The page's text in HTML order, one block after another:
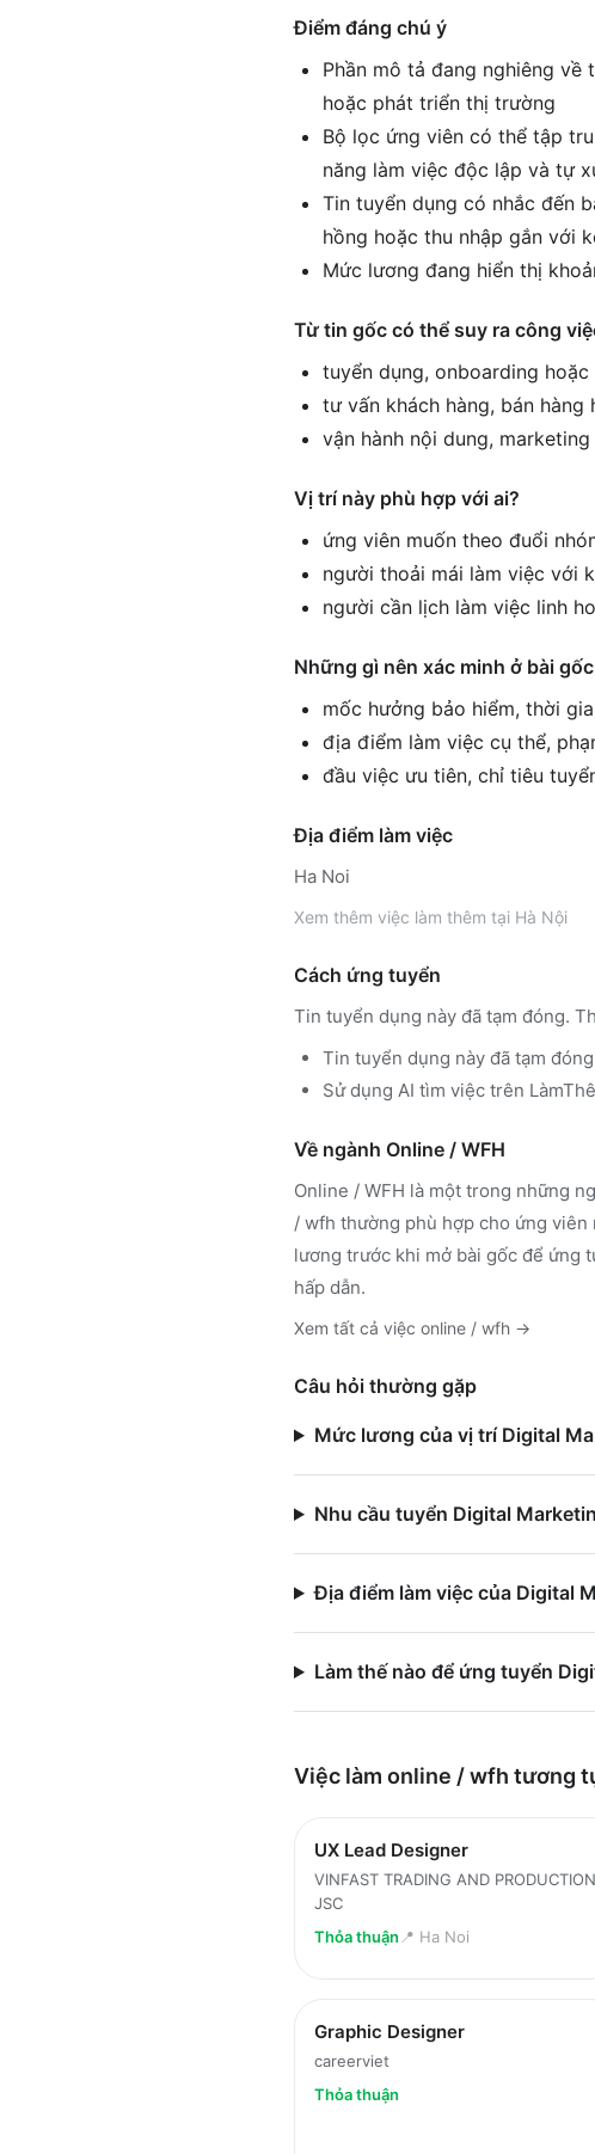
Điểm đáng chú ý
Phần mô tả đang nghiêng về
hoặc phát triển thị trường
Bộ lọc ứng viên có thể tập
năng làm việc độc lập và tự
Tin tuyển dụng có nhắc đến
hồng hoặc thu nhập gắn với
Mức lương đang hiển thị
Từ tin gốc có thể suy ra công
tuyển dụng, onboarding
tư vấn khách hàng, bán
vận hành nội dung,
Vị trí này phù hợp với ai?
ứng viên muốn theo đuổi
người thoải mái làm việc với
người cần lịch làm việc linh
Những gì nên xác minh ở bài gốc
mốc hưởng bảo hiểm, thời
địa điểm làm việc cụ thể,
đầu việc ưu tiên, chỉ tiêu
Địa điểm làm việc
Ha Noi
Xem thêm việc làm thêm tại Hà Nội
Cách ứng tuyển
Tin tuyển dụng này đã tạm đóng.
Tin tuyển dụng này đã tạm
Sử dụng AI tìm việc trên
Về ngành Online / WFH
Online / WFH là một trong những
/ wfh thường phù hợp cho ứng
lương trước khi mở bài gốc để ứng
hấp dẫn.
Xem tất cả việc online / wfh →
Câu hỏi thường gặp
Mức lương của vị trí Digital
Nhu cầu tuyển Digital
Địa điểm làm việc của Digital
Làm thế nào để ứng tuyển
Việc làm online / wfh tương
UX Lead Designer
VINFAST TRADING AND PRODUCTION
JSC
Thỏa thuận 📍 Ha Noi
Graphic Designer
careerviet
Thỏa thuận